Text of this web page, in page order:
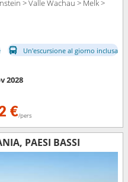
> Valle Wachau > Melk >
Un'escursione al giorno inclusa
2028
€/pers
PAESI BASSI